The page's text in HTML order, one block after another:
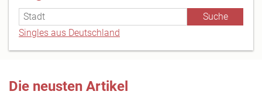
Singles aus Deutschland
Die neusten Artikel